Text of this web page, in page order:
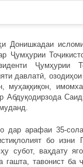
Ҷумҳурии
Ҷумҳурии
давлатӣ,
муҳаққиқон,
Абдуқодирзода
арафаи 35-
бо изни
субот, ваҳдату
гашта, тавонист ба